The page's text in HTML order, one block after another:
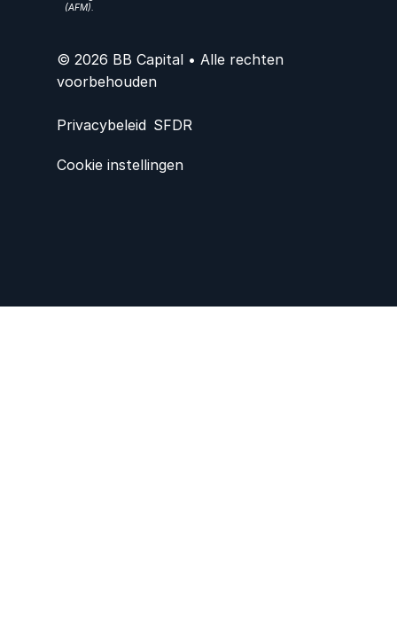
(AFM).
© 2026 BB Capital • Alle rechten
voorbehouden
Privacybeleid SFDR
Cookie instellingen